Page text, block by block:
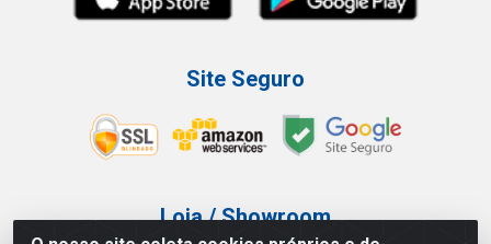
Site Seguro
Loja / Showroom